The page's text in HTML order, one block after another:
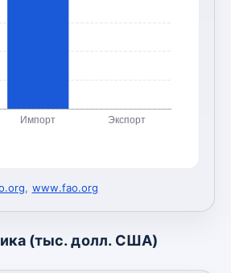
Импорт Экспорт
, www.fao.org
(тыс. долл. США)